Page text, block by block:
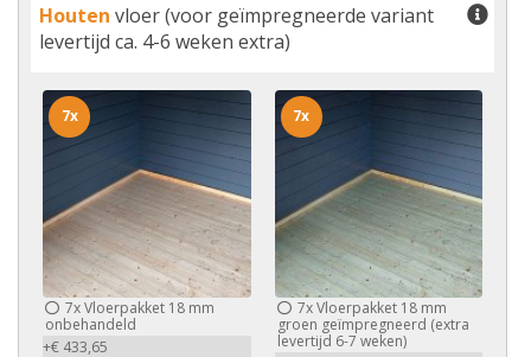
Houten vloer (voor geïmpregneerde variant
levertijd ca. 4-6 weken extra)
7xVloerpakket 18 mm
onbehandeld
+€ 433,65
7x
7xVloerpakket 18 mm
groen geïmpregneerd (extra
levertijd 6-7 weken)
7x